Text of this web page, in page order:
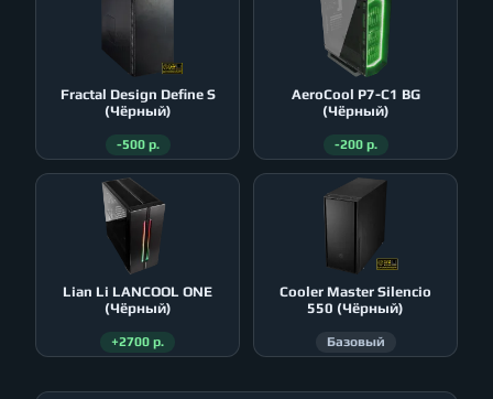
Fractal Design Define S
(Чёрный)
-500 р.
AeroСool P7-C1 BG
(Чёрный)
-200 р.
Lian Li LANCOOL ONE
(Чёрный)
+2700 р.
Cooler Master Silencio
550 (Чёрный)
Базовый